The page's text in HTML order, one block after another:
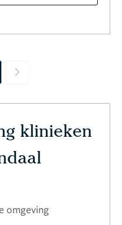
Next
klinieken
omgeving